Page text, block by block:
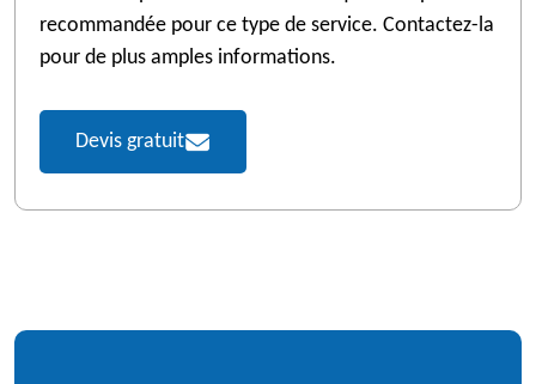
recommandée pour ce type de service. Contactez-la
pour de plus amples informations.
Devis gratuit